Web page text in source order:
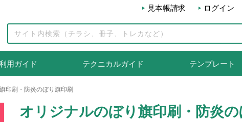
見本帳請求 ログイン
用ガイド テクニカルガイド テンプレート
印刷・防炎のぼり旗印刷
オリジナルのぼり旗印刷・防炎の